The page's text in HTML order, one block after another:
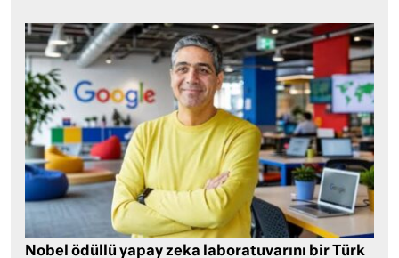
Nobel ödüllü yapay zeka laboratuvarını bir Türk